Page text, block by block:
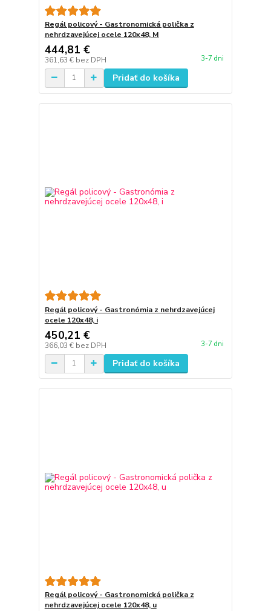
Regál policový - Gastronomická polička z
nehrdzavejúcej ocele 120x48, M
444,81 €
361,63 € bez DPH 3-7 dni
Pridať do košíka
Regál policový - Gastronómia z nehrdzavejúcej
ocele 120x48, i
450,21 €
366,03 € bez DPH 3-7 dni
Pridať do košíka
Regál policový - Gastronomická polička z
nehrdzavejúcej ocele 120x48, u